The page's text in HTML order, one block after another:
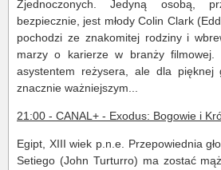
Zjednoczonych. Jedyną osobą,
bezpiecznie, jest młody Colin Clark
pochodzi ze znakomitej rodziny i
marzy o karierze w branży
asystentem reżysera, ale dla pięknej
znacznie ważniejszym...
21:00 - CANAL+ - Exodus: Bogowie i
Egipt, XIII wiek p.n.e. Przepowiednia
Setiego (John Turturro) ma zostać